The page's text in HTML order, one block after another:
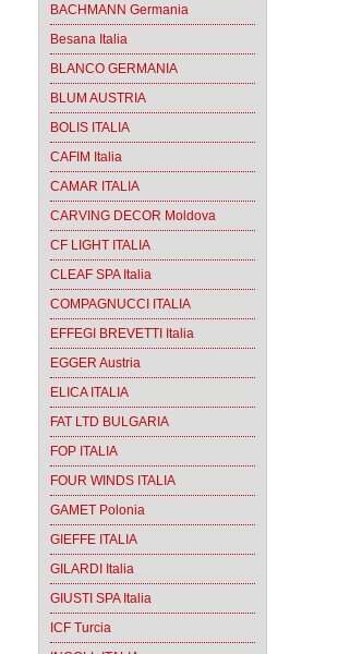
BACHMANN Germania
Besana Italia
BLANCO GERMANIA
BLUM AUSTRIA
BOLIS ITALIA
CAFIM Italia
CAMAR ITALIA
CARVING DECOR Moldova
CF LIGHT ITALIA
CLEAF SPA Italia
COMPAGNUCCI ITALIA
EFFEGI BREVETTI Italia
EGGER Austria
ELICA ITALIA
FAT LTD BULGARIA
FOP ITALIA
FOUR WINDS ITALIA
GAMET Polonia
GIEFFE ITALIA
GILARDI Italia
GIUSTI SPA Italia
ICF Turcia